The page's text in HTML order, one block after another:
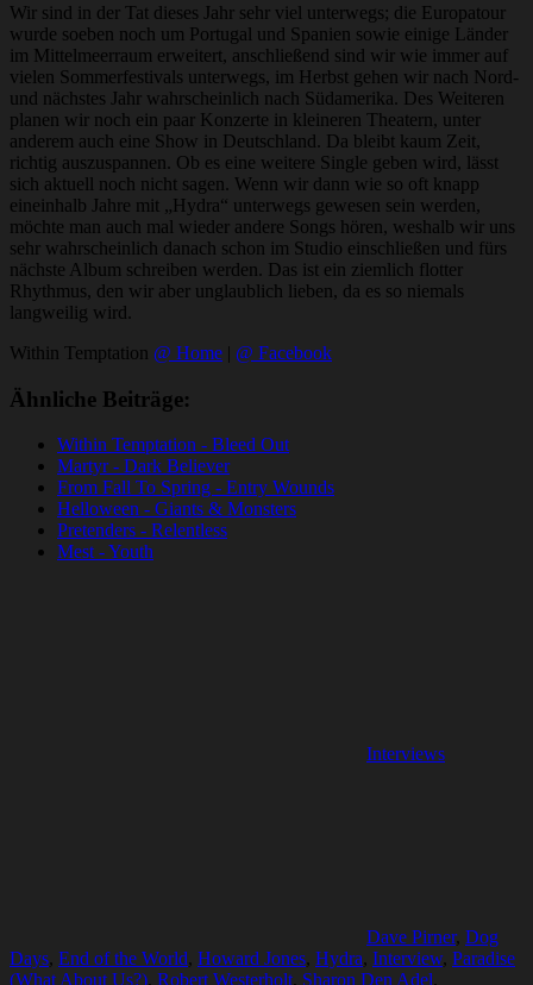
Wir sind in der Tat dieses Jahr sehr viel unterwegs; die Europatour
wurde soeben noch um Portugal und Spanien sowie einige Länder
im Mittelmeerraum erweitert, anschließend sind wir wie immer auf
vielen Sommerfestivals unterwegs, im Herbst gehen wir nach Nord-
und nächstes Jahr wahrscheinlich nach Südamerika. Des Weiteren
planen wir noch ein paar Konzerte in kleineren Theatern, unter
anderem auch eine Show in Deutschland. Da bleibt kaum Zeit,
richtig auszuspannen. Ob es eine weitere Single geben wird, lässt
sich aktuell noch nicht sagen. Wenn wir dann wie so oft knapp
eineinhalb Jahre mit „Hydra“ unterwegs gewesen sein werden,
möchte man auch mal wieder andere Songs hören, weshalb wir uns
sehr wahrscheinlich danach schon im Studio einschließen und fürs
nächste Album schreiben werden. Das ist ein ziemlich flotter
Rhythmus, den wir aber unglaublich lieben, da es so niemals
langweilig wird.
Within Temptation @ Home | @ Facebook
Ähnliche Beiträge:
Within Temptation - Bleed Out
Martyr - Dark Believer
From Fall To Spring - Entry Wounds
Helloween - Giants & Monsters
Pretenders - Relentless
Mest - Youth
Interviews
Dave Pirner, Dog
Days, End of the World, Howard Jones, Hydra, Interview, Paradise
(What About Us?), Robert Westerholt, Sharon Den Adel,